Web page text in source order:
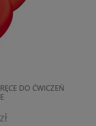
DO ĆWICZEŃ